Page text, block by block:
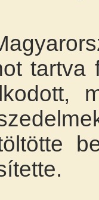
tartva